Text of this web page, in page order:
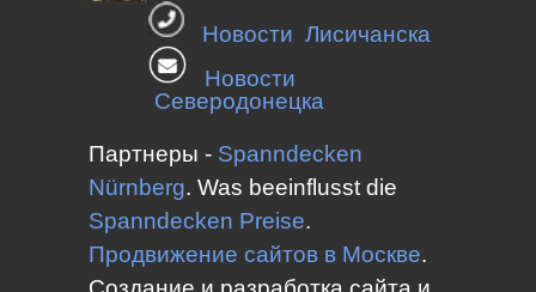
Оценка:*
Сообщение:*
Новости Лисичанска
Новости
Северодонецка
Партнеры - Spanndecken
Nürnberg. Was beeinflusst die
Spanndecken Preise.
Продвижение сайтов в Москве.